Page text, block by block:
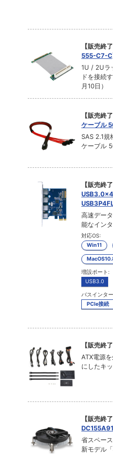
【販売終了
555-C7-
1U / 2Uラ
ドを接続
月10日）
【販売終了
ケーブル
SAS 2.1
ケーブル
【販売終了
USB3.0×4
高速デー
能なイン
対応OS:
Win11
増設ポート:
USB3.0
バスインタ
PCIe接続
【販売終了
ATX電源
にしたキ
【販売終了
省スペー
新モデル